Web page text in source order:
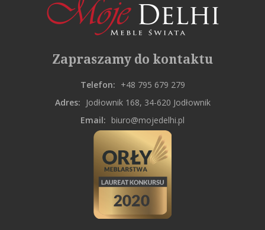
Zapraszamy do kontaktu
Telefon: +48 795 679 279
Adres:
Jodłownik 168, 34-620 Jodłownik
Email: biuro@mojedelhi.pl